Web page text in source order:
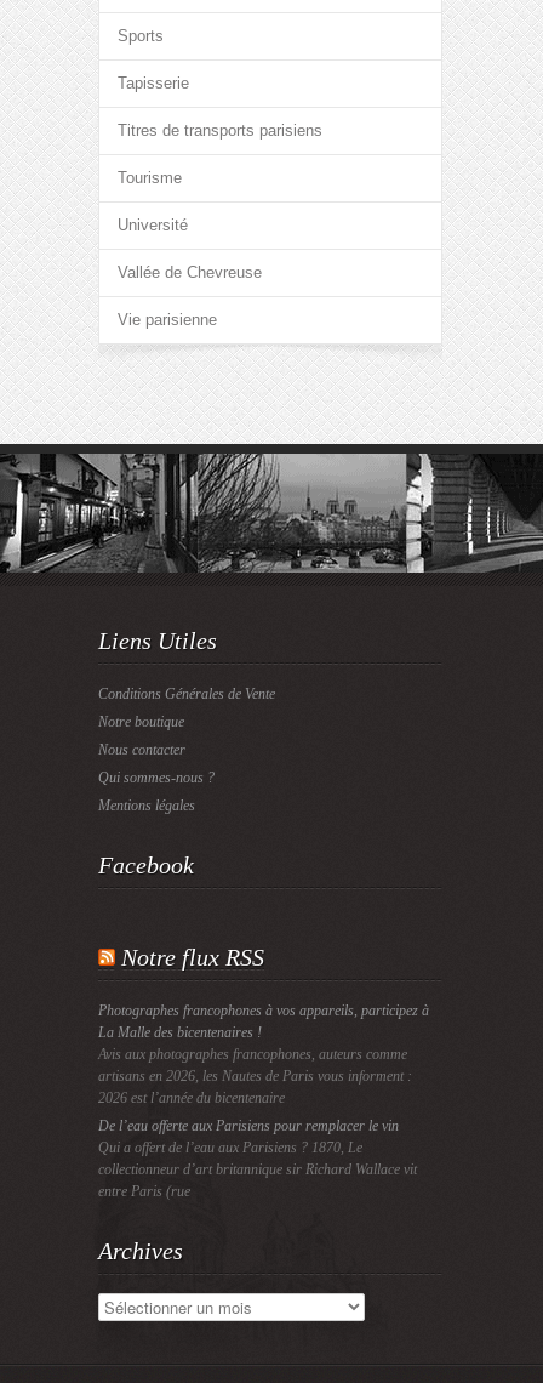
Sports
Tapisserie
Titres de transports parisiens
Tourisme
Université
Vallée de Chevreuse
Vie parisienne
Liens Utiles
Conditions Générales de Vente
Notre boutique
Nous contacter
Qui sommes-nous ?
Mentions légales
Facebook
Notre flux RSS
Photographes francophones à vos appareils, participez à
La Malle des bicentenaires !
Avis aux photographes francophones, auteurs comme
artisans en 2026, les Nautes de Paris vous informent :
2026 est l’année du bicentenaire
De l’eau offerte aux Parisiens pour remplacer le vin
Qui a offert de l’eau aux Parisiens ? 1870, Le
collectionneur d’art britannique sir Richard Wallace vit
entre Paris (rue
Archives
Archives